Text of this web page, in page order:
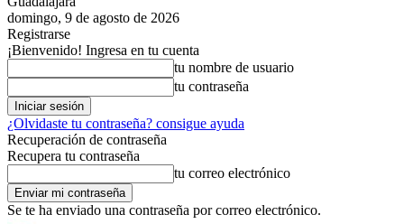
domingo, 9 de agosto de 2026
Registrarse
¡Bienvenido! Ingresa en tu cuenta
tu nombre de usuario
tu contraseña
¿Olvidaste tu contraseña? consigue ayuda
Recuperación de contraseña
Recupera tu contraseña
tu correo electrónico
Se te ha enviado una contraseña por correo electrónico.